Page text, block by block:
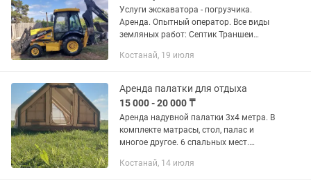
Услуги экскаватора - погрузчика.
Аренда. Опытный оператор. Все виды
земляных работ: Септик Траншеи
Наличный, безналичный расчет.
Костанай, 19 июля
Аренда палатки для отдыха
15 000 - 20 000 ₸
Аренда надувной палатки 3х4 метра. В
комплекте матрасы, стол, палас и
многое другое. 6 спальных мест.
доставка и установка палатки до
Костанай, 14 июля